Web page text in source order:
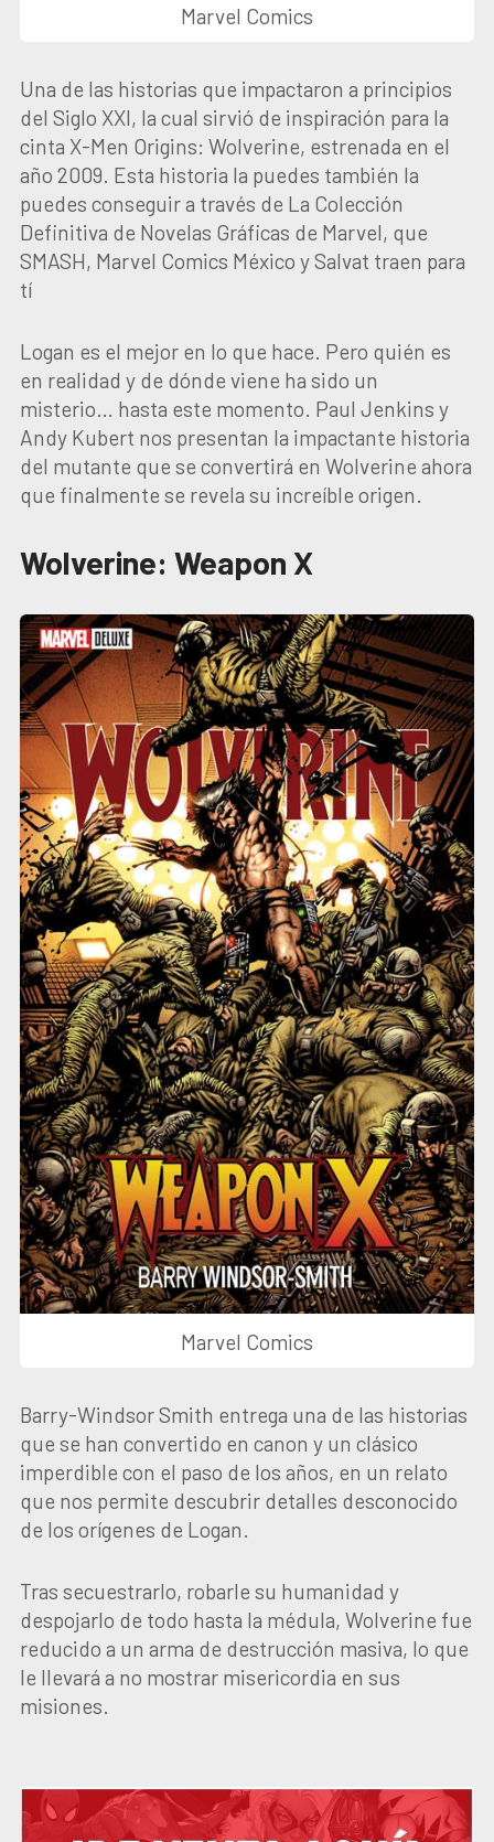
Marvel Comics
Una de las historias que impactaron a principios
del Siglo XXI, la cual sirvió de inspiración para la
cinta X-Men Origins: Wolverine, estrenada en el
año 2009. Esta historia la puedes también la
puedes conseguir a través de La Colección
Definitiva de Novelas Gráficas de Marvel, que
SMASH, Marvel Comics México y Salvat traen para
tí
Logan es el mejor en lo que hace. Pero quién es
en realidad y de dónde viene ha sido un
misterio… hasta este momento. Paul Jenkins y
Andy Kubert nos presentan la impactante historia
del mutante que se convertirá en Wolverine ahora
que finalmente se revela su increíble origen.
Wolverine: Weapon X
Marvel Comics
Barry-Windsor Smith entrega una de las historias
que se han convertido en canon y un clásico
imperdible con el paso de los años, en un relato
que nos permite descubrir detalles desconocido
de los orígenes de Logan.
Tras secuestrarlo, robarle su humanidad y
despojarlo de todo hasta la médula, Wolverine fue
reducido a un arma de destrucción masiva, lo que
le llevará a no mostrar misericordia en sus
misiones.